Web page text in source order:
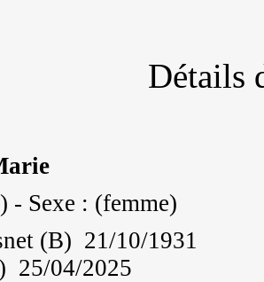
Détails
- Sexe : (femme)
(B) 21/10/1931
25/04/2025